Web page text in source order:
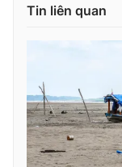
Cơ quan chủ quản:
Tổng Biên tập:
Vũ
Phó Tổng Biên tập:
Nguyễn Trọng Ninh
Tổng đài VTV:
Tin liên quan